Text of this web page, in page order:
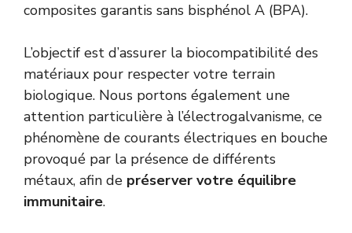
composites garantis sans bisphénol A (BPA).
L’objectif est d’assurer la biocompatibilité des
matériaux pour respecter votre terrain
biologique. Nous portons également une
attention particulière à l’électrogalvanisme, ce
phénomène de courants électriques en bouche
provoqué par la présence de différents
métaux, afin de préserver votre équilibre
immunitaire.